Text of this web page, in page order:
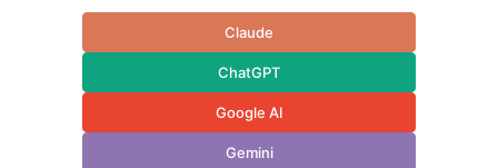
Claude
ChatGPT
Google AI
Gemini